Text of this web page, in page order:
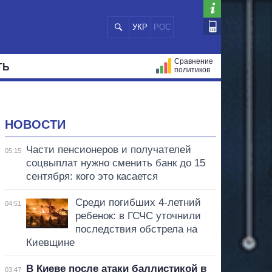
УКР РОС
Сравнение
политиков
НОВОСТИ
05:15
Части пенсионеров и получателей
соцвыплат нужно сменить банк до 15
сентября: кого это касается
04:51
Среди погибших 4-летний
ребенок: в ГСЧС уточнили
последствия обстрела на
Киевщине
03:47
В Киеве после атаки баллистикой в